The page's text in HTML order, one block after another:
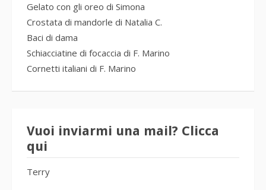
Gelato con gli oreo di Simona
Crostata di mandorle di Natalia C.
Baci di dama
Schiacciatine di focaccia di F. Marino
Cornetti italiani di F. Marino
Vuoi inviarmi una mail? Clicca
qui
Terry